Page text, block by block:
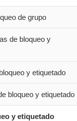
de grupo
de bloqueo y
y etiquetado
bloqueo y etiquetado
y etiquetado